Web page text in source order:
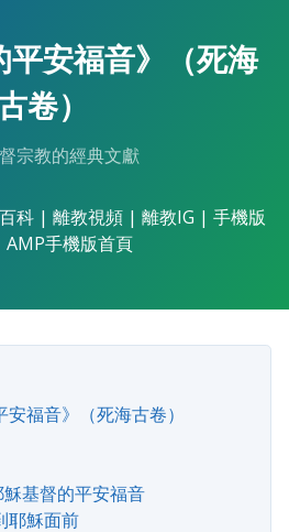
平安福音》（死海
卷）
宗教的經典文獻
科| 離教視頻| 離教IG | 手機版
AMP手機版首頁
安福音》（死海古卷）
基督的平安福音
耶穌面前